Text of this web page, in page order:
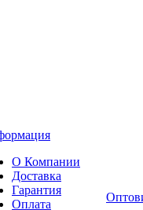
О Компании
Доставка
Гарантия
Оплата